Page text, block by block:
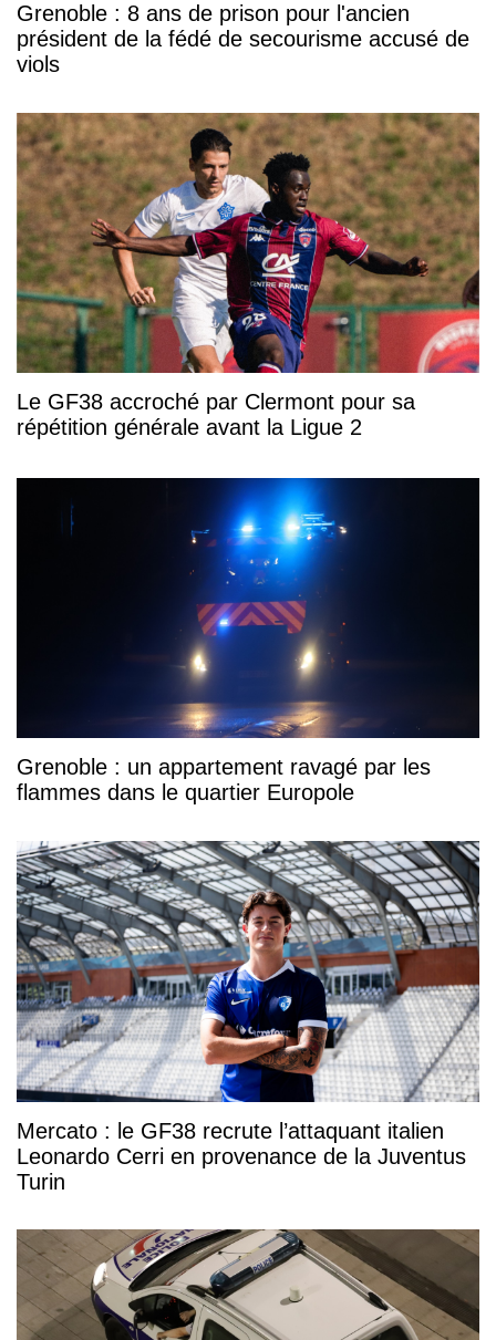
Grenoble : 8 ans de prison pour l'ancien
président de la fédé de secourisme accusé de
viols
Le GF38 accroché par Clermont pour sa
répétition générale avant la Ligue 2
Grenoble : un appartement ravagé par les
flammes dans le quartier Europole
Mercato : le GF38 recrute l’attaquant italien
Leonardo Cerri en provenance de la Juventus
Turin